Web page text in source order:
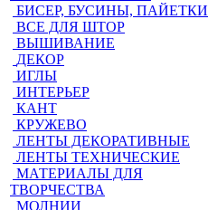
БИСЕР, БУСИНЫ, ПАЙЕТКИ
ВСЕ ДЛЯ ШТОР
ВЫШИВАНИЕ
ДЕКОР
ИГЛЫ
ИНТЕРЬЕР
КАНТ
КРУЖЕВО
ЛЕНТЫ ДЕКОРАТИВНЫЕ
ЛЕНТЫ ТЕХНИЧЕСКИЕ
МАТЕРИАЛЫ ДЛЯ
ТВОРЧЕСТВА
МОЛНИИ